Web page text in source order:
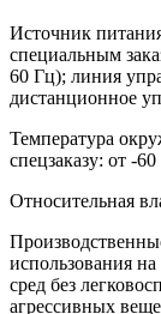
Источник
специальным
60 Гц); линия
дистанционное
Температура
спецзаказу: от -
Относительная
использования
сред без
агрессивных